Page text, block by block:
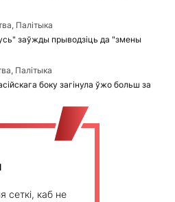
Палітыка
заўжды прыводзіць да "змены
Палітыка
боку загінула ўжо больш за
сеткі, каб не